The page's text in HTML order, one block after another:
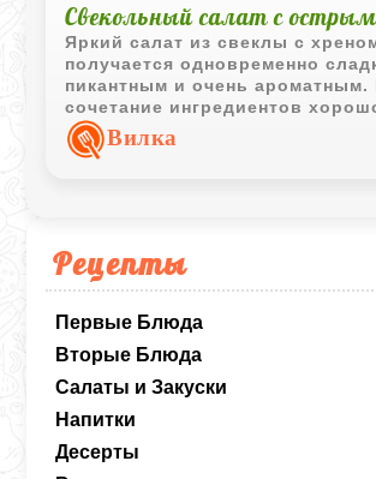
Рецепты
Первые Блюда
Вторые Блюда
Салаты и Закуски
Напитки
Десерты
Свекольный салат с
Яркий салат из свеклы с
получается одновременно
пикантным и очень ароматным.
сочетание ингредиентов
подходит как к повседневному
и в качестве острой овощной
Вилка